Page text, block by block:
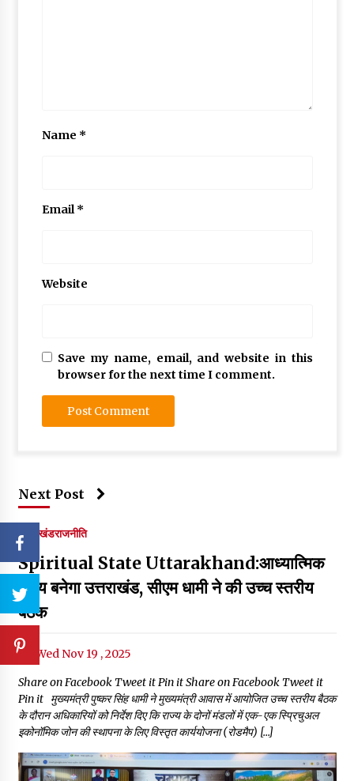
Name *
Email*
Website
Save my name, email, and website in this
browser for the next time I comment.
Next Post
उत्तराखंडराजनीति
Spiritual State Uttarakhand:आध्यात्मिक
राज्य बनेगा उत्तराखंड, सीएम धामी ने की उच्च स्तरीय
बैठक
Wed Nov 19 , 2025
Share on Facebook Tweet it Pin it Share on Facebook Tweet it
Pin it मुख्यमंत्री पुष्कर सिंह धामी ने मुख्यमंत्री आवास में आयोजित उच्च स्तरीय बैठक
के दौरान अधिकारियों को निर्देश दिए कि राज्य के दोनों मंडलों में एक-एक स्प्रिचुअल
इकोनॉमिक जोन की स्थापना के लिए विस्तृत कार्ययोजना (रोडमैप) […]